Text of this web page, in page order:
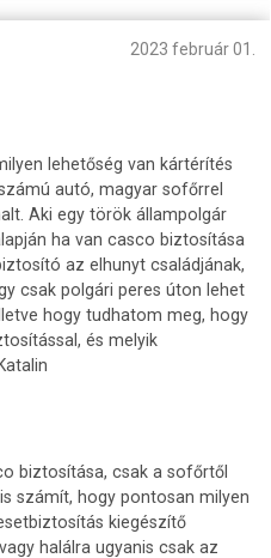
2023 február 01.
lehetőség van kártérítés
autó, magyar sofőrrel
Aki egy török állampolgár
ha van casco biztosítása
az elhunyt családjának,
csak polgári peres úton lehet
hogy tudhatom meg, hogy
és melyik
biztosítása, csak a sofőrtől
számít, hogy pontosan milyen
kiegészítő
halálra ugyanis csak az